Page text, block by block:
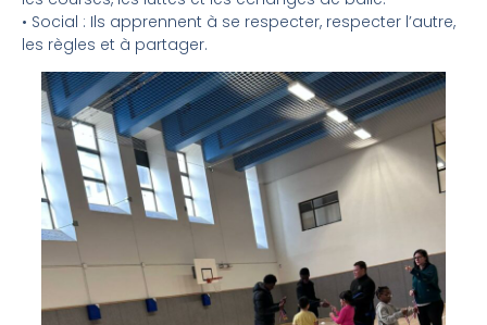
• Social : Ils apprennent à se respecter, respecter l’autre,
les règles et à partager.